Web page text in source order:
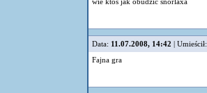
Data: 11.07.2008, 14:42 | Umieścił:
Fajna gra